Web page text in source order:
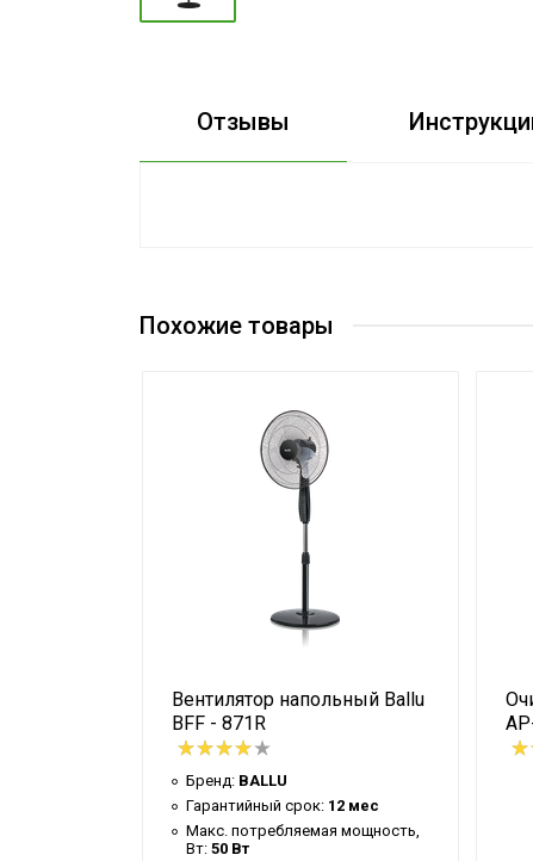
Отзывы
Похожие товары
Вентилятор напольный Ballu
BFF - 871R
Бренд: BALLU
Гарантийный срок: 12 мес
Макс. потребляемая мощность,
Вт: 50 Вт